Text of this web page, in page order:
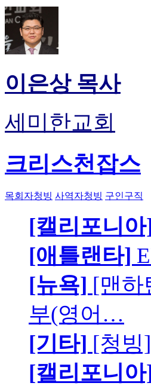
이은상 목사
세미한교회
크리스천잡스
목회자청빙 사역자청빙 구인구직
[캘리포니아
[애틀랜타]
[뉴욕] [맨하
부(영어…
[기타] [청빙
[캘리포니아